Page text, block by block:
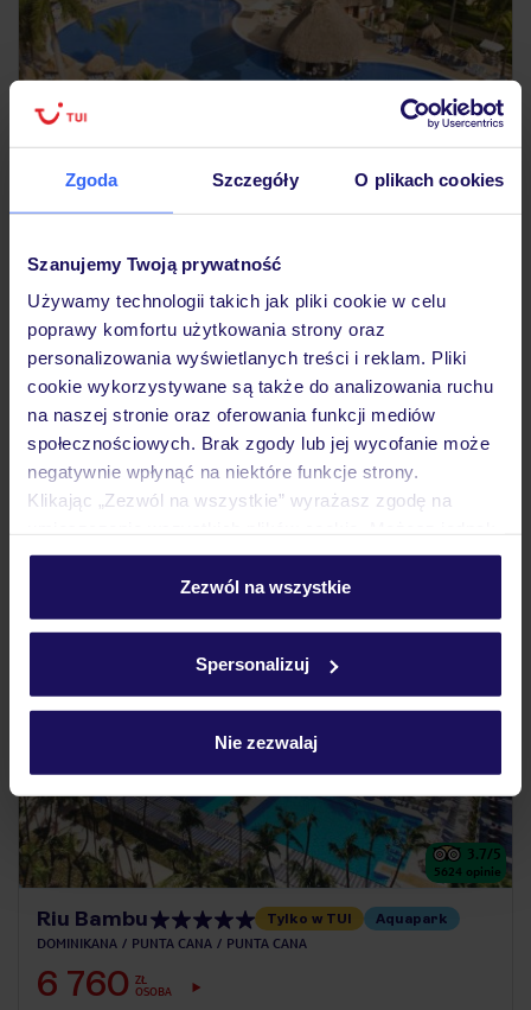
Zgoda Szczegóły O plikach cookies
Szanujemy Twoją prywatność
Używamy technologii takich jak pliki cookie w celu
poprawy komfortu użytkowania strony oraz
personalizowania wyświetlanych treści i reklam. Pliki
cookie wykorzystywane są także do analizowania ruchu
na naszej stronie oraz oferowania funkcji mediów
społecznościowych. Brak zgody lub jej wycofanie może
negatywnie wpłynąć na niektóre funkcje strony.
Klikając „Zezwól na wszystkie” wyrażasz zgodę na
personalizować swój wybór wchodząc w zakładkę
Szczegółowe informacje o plikach cookie znajdziesz
Zezwól na wszystkie
Spersonalizuj
Nie zezwalaj
19519 opinii
Bahia Principe Explore Turquesa
DOMINIKANA PUNTA CANA PUNTA CANA
6 696 OSOBA
18.11.2026 - 26.11.2026 (7 noclegów)
Katowice (05:00)
All Inclusive
darmowy wstęp do aquaparku
3.7/5
5624 opinie
Riu Bambu Tylko w TUI Aquapark
DOMINIKANA PUNTA CANA PUNTA CANA
6 760 ZŁ
OSOBA